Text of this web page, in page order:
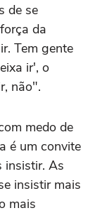
de se
da
Tem gente
ir', o
não".
medo de
é um convite
insistir. As
insistir mais
mais